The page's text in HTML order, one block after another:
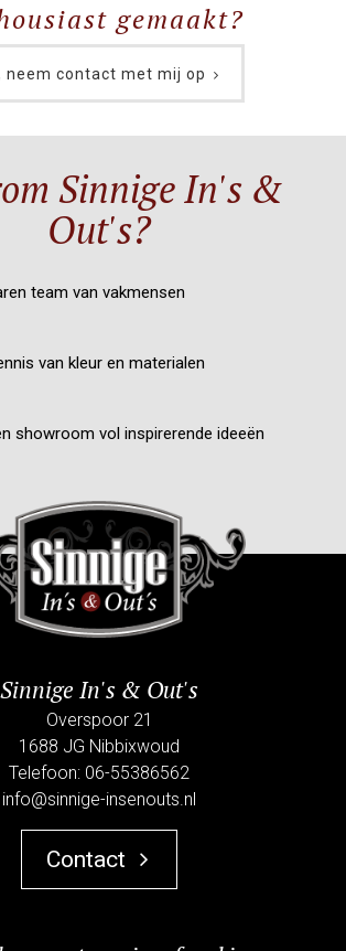
gemaakt?
neem contact met mij op
Sinnige In's &
Out's?
team van vakmensen
van kleur en materialen
showroom vol inspirerende ideeën
Sinnige In's & Out's
Overspoor 21
1688 JG Nibbixwoud
Telefoon: 06-55386562
info@sinnige-insenouts.nl
Contact